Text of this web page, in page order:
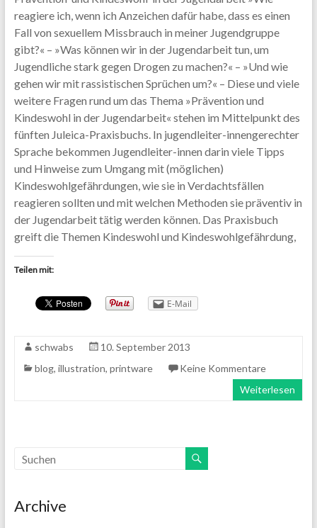
reagiere ich, wenn ich Anzeichen dafür habe, dass es einen
Fall von sexuellem Missbrauch in meiner Jugendgruppe
gibt?« – »Was können wir in der Jugendarbeit tun, um
Jugendliche stark gegen Drogen zu machen?« – »Und wie
gehen wir mit rassistischen Sprüchen um?« – Diese und viele
weitere Fragen rund um das Thema »Prävention und
Kindeswohl in der Jugendarbeit« stehen im Mittelpunkt des
fünften Juleica-Praxisbuchs. In jugendleiter-innengerechter
Sprache bekommen Jugendleiter-innen darin viele Tipps
und Hinweise zum Umgang mit (möglichen)
Kindeswohlgefährdungen, wie sie in Verdachtsfällen
reagieren sollten und mit welchen Methoden sie präventiv in
der Jugendarbeit tätig werden können. Das Praxisbuch
greift die Themen Kindeswohl und Kindeswohlgefährdung,
Teilen mit:
E-Mail
schwabs
10. September 2013
blog, illustration, printware
Keine Kommentare
Weiterlesen
Archive